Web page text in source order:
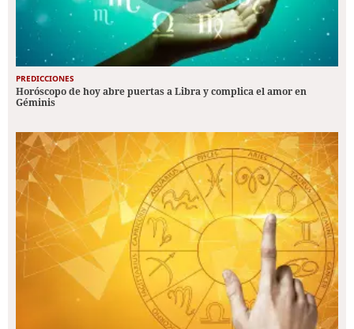
PREDICCIONES
Horóscopo de hoy abre puertas a Libra y complica el amor en
Géminis